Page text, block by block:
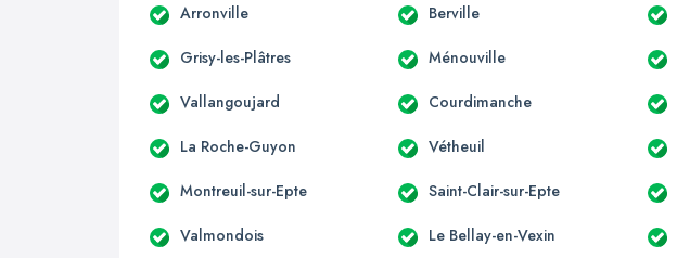
Arronville Berville
Grisy-les-Plâtres Ménouville
Vallangoujard Courdimanche
La Roche-Guyon Vétheuil
Montreuil-sur-Epte Saint-Clair-sur-Epte
Valmondois Le Bellay-en-Vexin